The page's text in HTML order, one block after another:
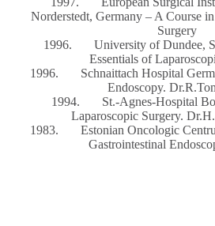
Norderstedt, Germany – A Course
Surgery
1996. University of Dundee,
Essentials of
1996. Schnaittach Hospital
Endoscopy.
1994. St.-Agnes-Hospital
Laparoscopic Surgery.
1983. Estonian Oncologic
Gastrointestinal